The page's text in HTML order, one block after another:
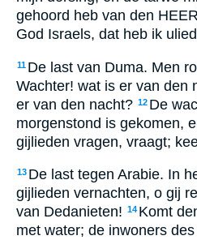
gehoord heb van den
God Israels, dat heb ik
11 De last van Duma. Men
Wachter! wat is er van den
er van den nacht? 12 De
morgenstond is gekomen,
gijlieden vragen, vraagt;
13 De last tegen Arabie. In
gijlieden vernachten, o gij
van Dedanieten! 14 Komt
met water; de inwoners